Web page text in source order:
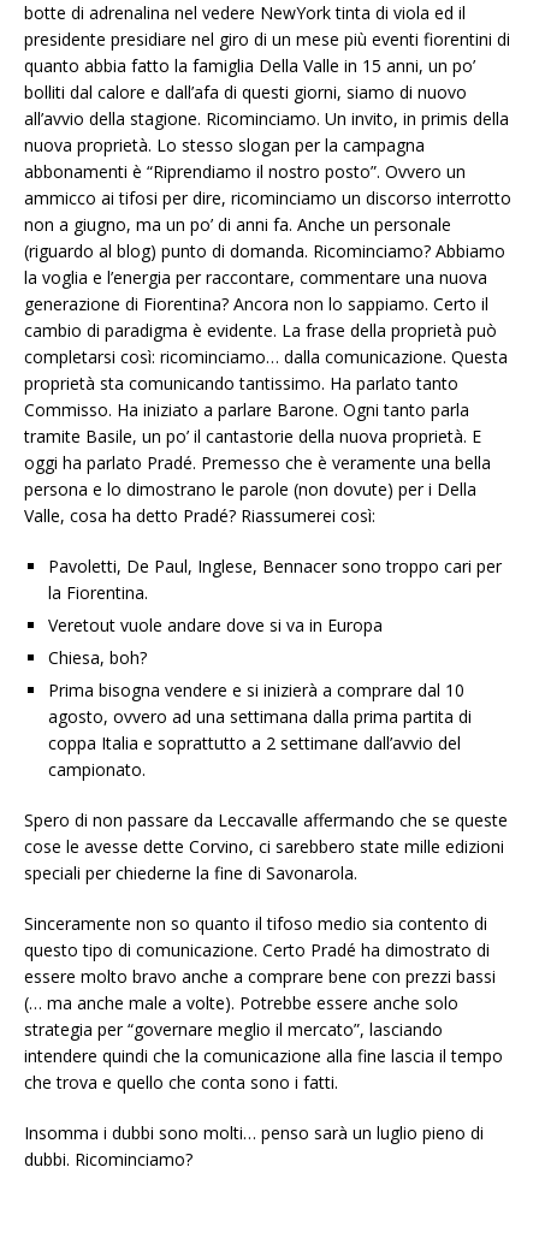
botte di adrenalina nel vedere NewYork tinta di viola ed il
presidente presidiare nel giro di un mese più eventi fiorentini di
quanto abbia fatto la famiglia Della Valle in 15 anni, un po’
bolliti dal calore e dall’afa di questi giorni, siamo di nuovo
all’avvio della stagione. Ricominciamo. Un invito, in primis della
nuova proprietà. Lo stesso slogan per la campagna
abbonamenti è “Riprendiamo il nostro posto”. Ovvero un
ammicco ai tifosi per dire, ricominciamo un discorso interrotto
non a giugno, ma un po’ di anni fa. Anche un personale
(riguardo al blog) punto di domanda. Ricominciamo? Abbiamo
la voglia e l’energia per raccontare, commentare una nuova
generazione di Fiorentina? Ancora non lo sappiamo. Certo il
cambio di paradigma è evidente. La frase della proprietà può
completarsi così: ricominciamo… dalla comunicazione. Questa
proprietà sta comunicando tantissimo. Ha parlato tanto
Commisso. Ha iniziato a parlare Barone. Ogni tanto parla
tramite Basile, un po’ il cantastorie della nuova proprietà. E
oggi ha parlato Pradé. Premesso che è veramente una bella
persona e lo dimostrano le parole (non dovute) per i Della
Valle, cosa ha detto Pradé? Riassumerei così:
Pavoletti, De Paul, Inglese, Bennacer sono troppo cari per
la Fiorentina.
Veretout vuole andare dove si va in Europa
Chiesa, boh?
Prima bisogna vendere e si inizierà a comprare dal 10
agosto, ovvero ad una settimana dalla prima partita di
coppa Italia e soprattutto a 2 settimane dall’avvio del
campionato.
Spero di non passare da Leccavalle affermando che se queste
cose le avesse dette Corvino, ci sarebbero state mille edizioni
speciali per chiederne la fine di Savonarola.
Sinceramente non so quanto il tifoso medio sia contento di
questo tipo di comunicazione. Certo Pradé ha dimostrato di
essere molto bravo anche a comprare bene con prezzi bassi
(… ma anche male a volte). Potrebbe essere anche solo
strategia per “governare meglio il mercato”, lasciando
intendere quindi che la comunicazione alla fine lascia il tempo
che trova e quello che conta sono i fatti.
Insomma i dubbi sono molti… penso sarà un luglio pieno di
dubbi. Ricominciamo?